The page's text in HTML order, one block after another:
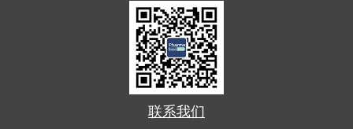
联系我们